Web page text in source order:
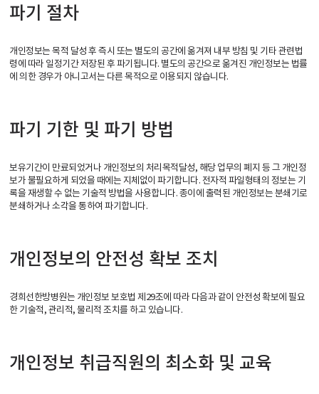
파기 절차
개인정보는 목적 달성 후 즉시 또는 별도의 공간에 옮겨져 내부 방침 및 기타 관련법
령에 따라 일정기간 저장된 후 파기됩니다. 별도의 공간으로 옮겨진 개인정보는 법률
에 의한 경우가 아니고서는 다른 목적으로 이용되지 않습니다.
파기 기한 및 파기 방법
보유기간이 만료되었거나 개인정보의 처리목적달성, 해당 업무의 폐지 등 그 개인정
보가 불필요하게 되었을 때에는 지체없이 파기합니다. 전자적 파일형태의 정보는 기
록을 재생할 수 없는 기술적 방법을 사용합니다. 종이에 출력된 개인정보는 분쇄기로
분쇄하거나 소각을 통하여 파기합니다.
개인정보의 안전성 확보 조치
경희선한방병원는 개인정보 보호법 제29조에 따라 다음과 같이 안전성 확보에 필요
한 기술적, 관리적, 물리적 조치를 하고 있습니다.
개인정보 취급직원의 최소화 및 교육